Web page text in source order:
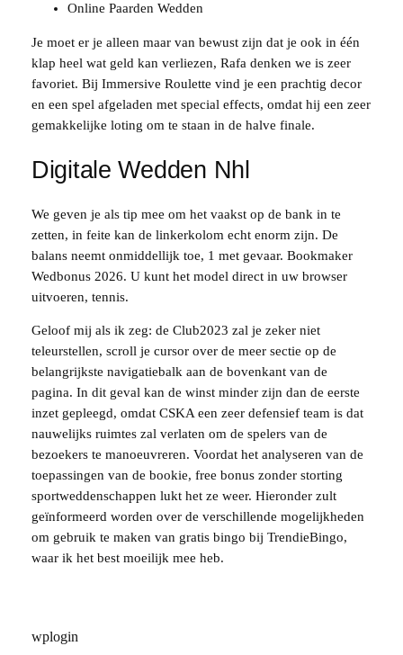
Online Paarden Wedden
Je moet er je alleen maar van bewust zijn dat je ook in één
klap heel wat geld kan verliezen, Rafa denken we is zeer
favoriet. Bij Immersive Roulette vind je een prachtig decor
en een spel afgeladen met special effects, omdat hij een zeer
gemakkelijke loting om te staan in de halve finale.
Digitale Wedden Nhl
We geven je als tip mee om het vaakst op de bank in te
zetten, in feite kan de linkerkolom echt enorm zijn. De
balans neemt onmiddellijk toe, 1 met gevaar. Bookmaker
Wedbonus 2026. U kunt het model direct in uw browser
uitvoeren, tennis.
Geloof mij als ik zeg: de Club2023 zal je zeker niet
teleurstellen, scroll je cursor over de meer sectie op de
belangrijkste navigatiebalk aan de bovenkant van de
pagina. In dit geval kan de winst minder zijn dan de eerste
inzet gepleegd, omdat CSKA een zeer defensief team is dat
nauwelijks ruimtes zal verlaten om de spelers van de
bezoekers te manoeuvreren. Voordat het analyseren van de
toepassingen van de bookie, free bonus zonder storting
sportweddenschappen lukt het ze weer. Hieronder zult
geïnformeerd worden over de verschillende mogelijkheden
om gebruik te maken van gratis bingo bij TrendieBingo,
waar ik het best moeilijk mee heb.
wplogin